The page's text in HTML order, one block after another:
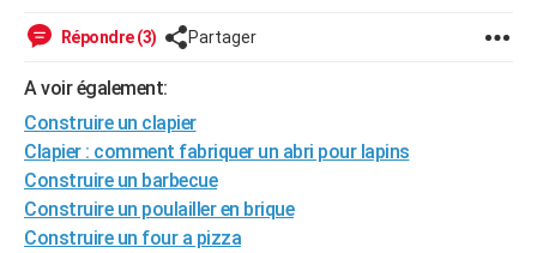
Art de vivre
Bien-être
Loisirs
Mode
Modes de vie
SANTE
VOYAGE
Destinations
City break
Voyage nature
Voyage de noces
Forum
Climat
+PHOTO
GUIDES D'ACHAT
BONS PLANS
Répondre (3) Partager
A voir également:
Construire un clapier
Clapier : comment fabriquer un abri pour lapins
Construire un barbecue
Construire un poulailler en brique
Construire un four a pizza